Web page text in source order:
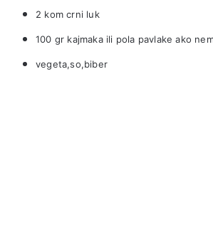
2 kom crni luk
100 gr kajmaka ili pola pavlake ako
vegeta,so,biber